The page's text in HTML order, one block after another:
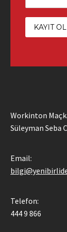
Workinton
Süleyman Seba
Email:
Telefon:
444 9 866